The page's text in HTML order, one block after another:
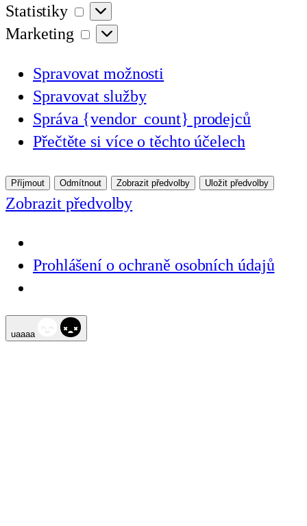
Statistiky
Statistiky
Marketing
Marketing
Spravovat možnosti
Spravovat služby
Správa {vendor_count} prodejců
Přečtěte si více o těchto účelech
Příjmout Odmítnout Zobrazit předvolby Uložit předvolby
Zobrazit předvolby
Prohlášení o ochraně osobních údajů
uaaaa